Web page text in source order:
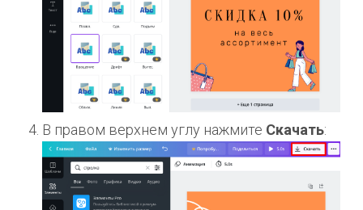
В правом верхнем углу нажмите Скачать: